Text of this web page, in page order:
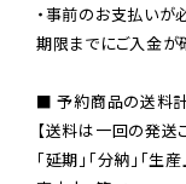
・事前のお支払いが
期限までにご入金が
■ 予約商品の送料
【送料は一回の発送
「延期」「分納」「